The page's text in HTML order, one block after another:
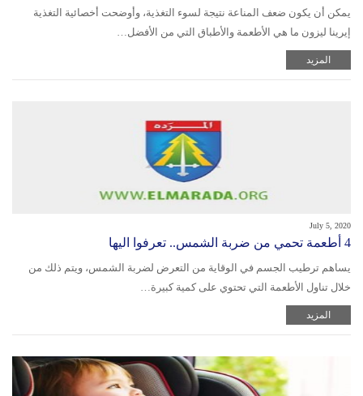
يمكن أن يكون ضعف المناعة نتيجة لسوء التغذية، وأوضحت أخصائية التغذية
إيرينا ليزون ما هي الأطعمة والأطباق التي من الأفضل…
المزيد
July 5, 2020
4 أطعمة تحمي من ضربة الشمس.. تعرفوا اليها
يساهم ترطيب الجسم في الوقاية من التعرض لضربة الشمس، ويتم ذلك من
خلال تناول الأطعمة التي تحتوي على كمية كبيرة…
المزيد